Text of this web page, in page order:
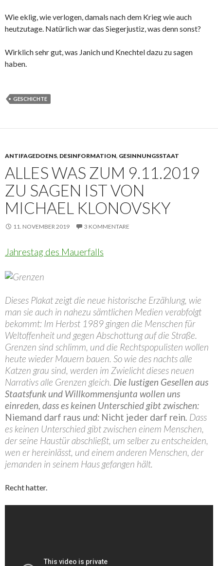
Wie eklig, wie verlogen, damals nach dem Krieg wie auch
heutzutage. Natürlich war das Siegerjustiz, was denn sonst?
Wirklich sehr gut, was Janich und Knechtel dazu zu sagen
haben.
GESCHICHTE
ANTIFAGEDOENS, DESINFORMATION, GESINNUNGSSTAAT
ALLES WAS ZUM 9.11.2019
ZU SAGEN IST VON
MICHAEL KLONOVSKY
11. NOVEMBER 2019 3 KOMMENTARE
Jahrestag des Mauerfalls
Dieses Plakat zeigt die neue historische Erzählung, wie
man sie auch in nahezu sämtlichen Medien verabfolgt
bekommt: Im Herbst 1989 gingen die Menschen für
Weltoffenheit und gegen Abschottung auf die Straße.
Grenzen sind schlimm, und die Rechtspopulisten wollen
heute wieder Mauern bauen. So wie des nachts alle
Katzen grau sind, werden im Zwielicht dieses neuen
Narrativs alle Grenzen gleich. Die lustigen Gesellen aus
Staatsfunk und Willkommensjunta wollen uns
einreden, dass es keinen Unterschied gibt zwischen:
Niemand darf raus und: Nicht jeder darf rein. Dass
es keinen Unterschied gibt zwischen einem Menschen,
der seine Haustür abschließt, um selber zu entscheiden,
wen er hereinlässt, und einem anderen Menschen, der
jemanden in seinem Haus gefangen hält.
Recht hatter.